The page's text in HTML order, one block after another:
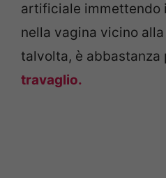
artificiale immettendo
nella vagina vicino
talvolta, è abbastanza
travaglio.